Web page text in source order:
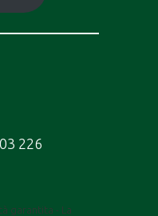
226
garantita - La